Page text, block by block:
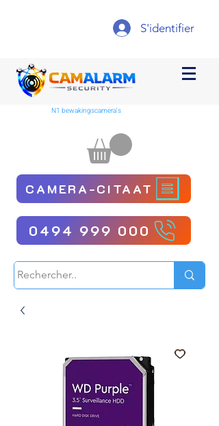
S'identifier
N1 bewakingscamera's
CAMERA-CITAAT
0494 999 000